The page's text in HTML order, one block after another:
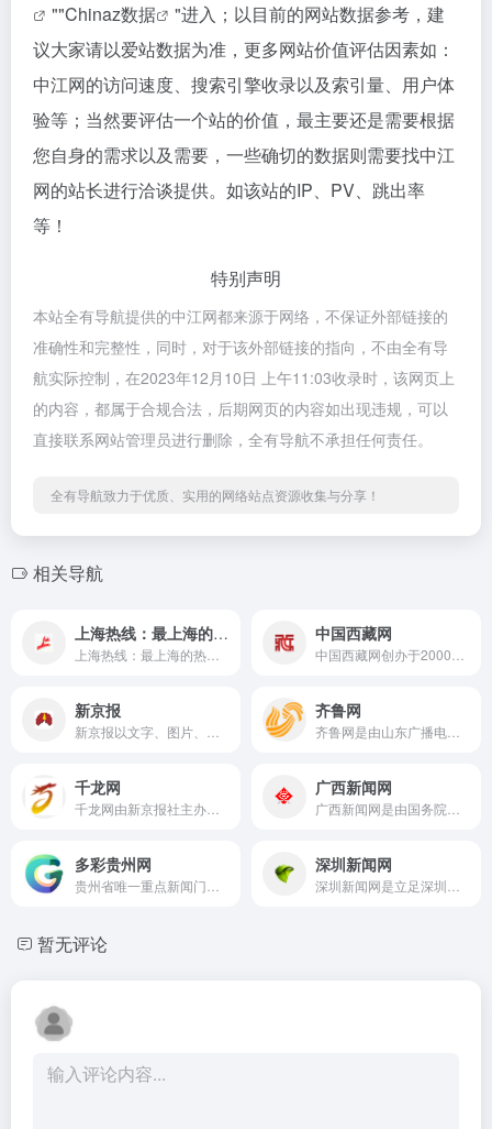
""Chinaz数据
"进入；以目前的网站数据参考，建
议大家请以爱站数据为准，更多网站价值评估因素如：
中江网的访问速度、搜索引擎收录以及索引量、用户体
验等；当然要评估一个站的价值，最主要还是需要根据
您自身的需求以及需要，一些确切的数据则需要找中江
网的站长进行洽谈提供。如该站的IP、PV、跳出率
等！
特别声明
本站全有导航提供的中江网都来源于网络，不保证外部链接的
准确性和完整性，同时，对于该外部链接的指向，不由全有导
航实际控制，在2023年12月10日 上午11:03收录时，该网页上
的内容，都属于合规合法，后期网页的内容如出现违规，可以
直接联系网站管理员进行删除，全有导航不承担任何责任。
全有导航致力于优质、实用的网络站点资源收集与分享！
相关导航
上海热线：最上海的热线！ 中国西藏网
新京报 齐鲁网
千龙网 广西新闻网
多彩贵州网 深圳新闻网
暂无评论